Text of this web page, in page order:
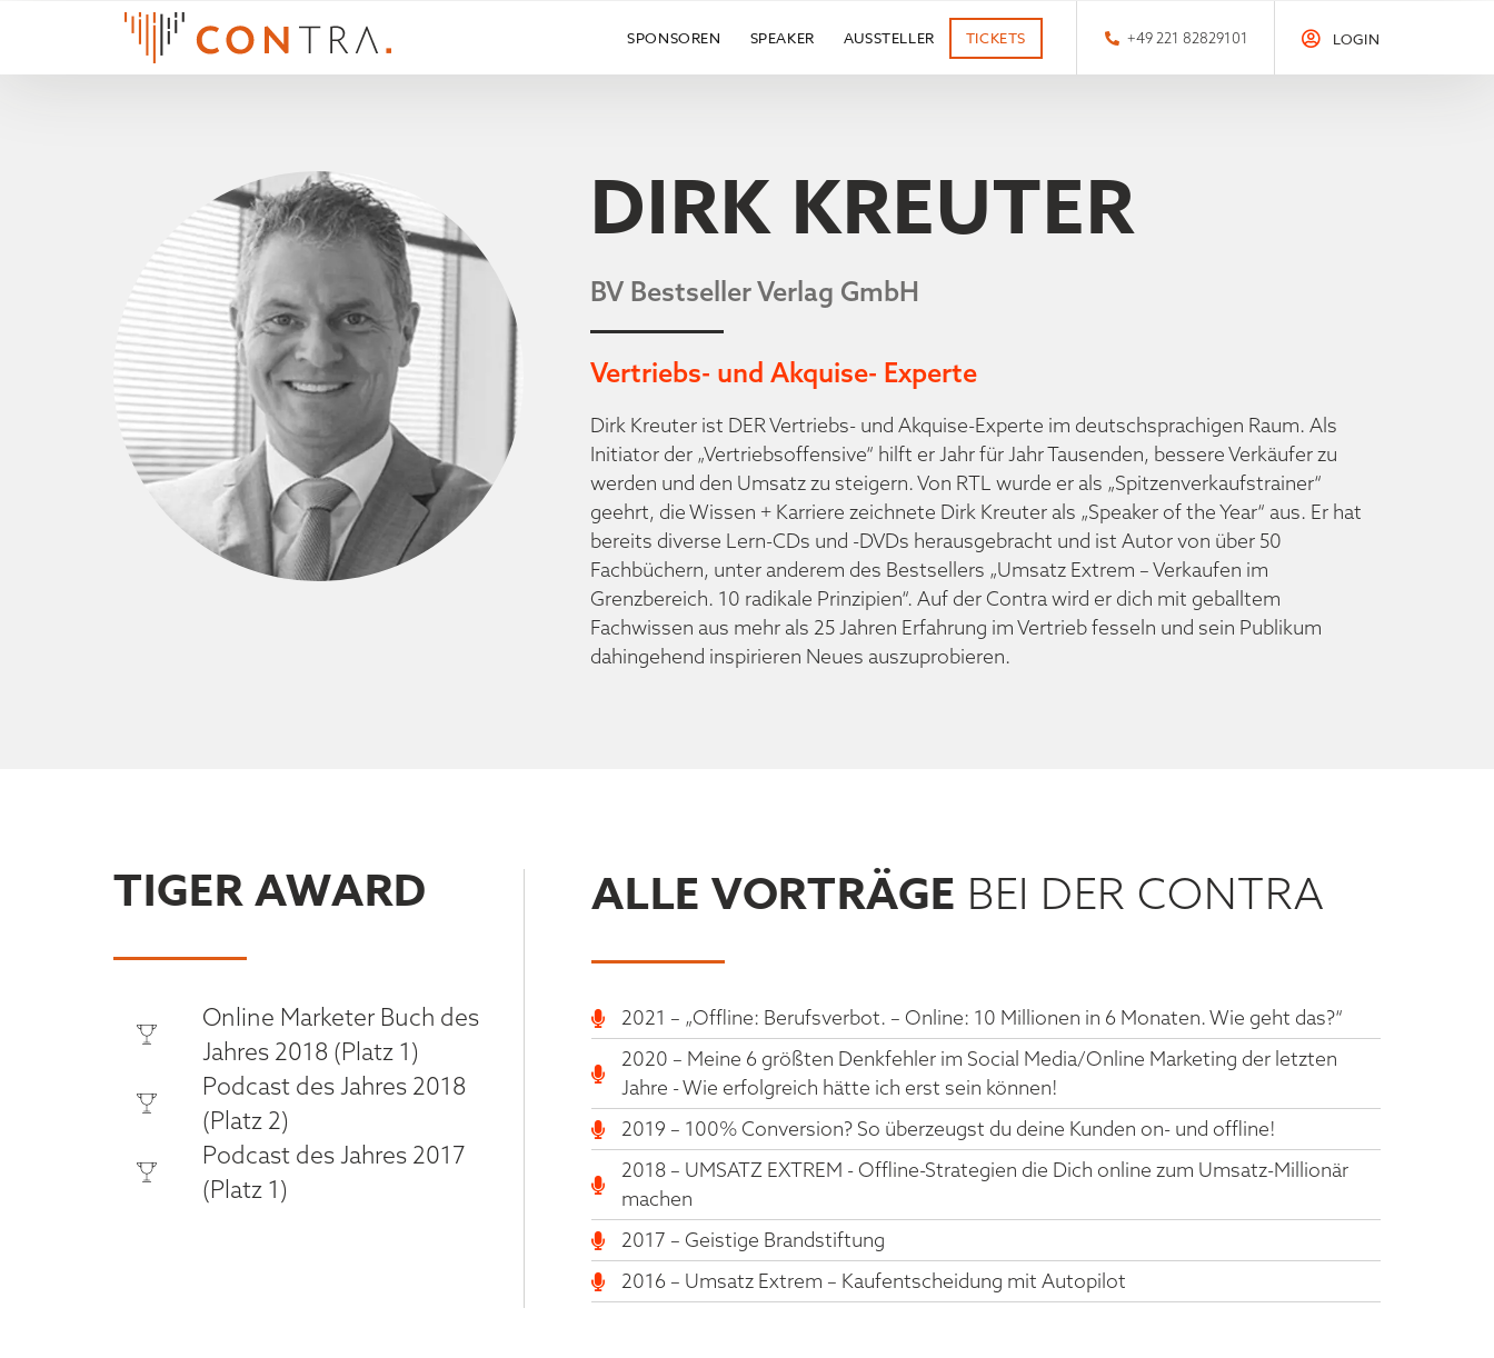
SPONSOREN SPEAKER AUSSTELLER TICKETS +49 221 82829101 LOGIN
DIRK KREUTER
BV Bestseller Verlag GmbH
Vertriebs- und Akquise- Experte
Dirk Kreuter ist DER Vertriebs- und Akquise-Experte im deutschsprachigen Raum. Als
Initiator der „Vertriebsoffensive“ hilft er Jahr für Jahr Tausenden, bessere Verkäufer zu
werden und den Umsatz zu steigern. Von RTL wurde er als „Spitzenverkaufstrainer“
geehrt, die Wissen + Karriere zeichnete Dirk Kreuter als „Speaker of the Year“ aus. Er hat
bereits diverse Lern-CDs und -DVDs herausgebracht und ist Autor von über 50
Fachbüchern, unter anderem des Bestsellers „Umsatz Extrem – Verkaufen im
Grenzbereich. 10 radikale Prinzipien“. Auf der Contra wird er dich mit geballtem
Fachwissen aus mehr als 25 Jahren Erfahrung im Vertrieb fesseln und sein Publikum
dahingehend inspirieren Neues auszuprobieren.
TIGER AWARD
Online Marketer Buch des
Jahres 2018 (Platz 1)
Podcast des Jahres 2018
(Platz 2)
Podcast des Jahres 2017
(Platz 1)
ALLE VORTRÄGE BEI DER CONTRA
2021 – „Offline: Berufsverbot. – Online: 10 Millionen in 6 Monaten. Wie geht das?“
2020 – Meine 6 größten Denkfehler im Social Media/Online Marketing der letzten
Jahre - Wie erfolgreich hätte ich erst sein können!
2019 – 100% Conversion? So überzeugst du deine Kunden on- und offline!
2018 – UMSATZ EXTREM - Offline-Strategien die Dich online zum Umsatz-Millionär
machen
2017 – Geistige Brandstiftung
2016 – Umsatz Extrem – Kaufentscheidung mit Autopilot